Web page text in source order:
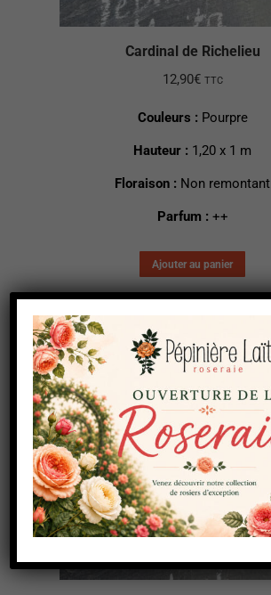
Cardinal de Richelieu
12,90€ TTC
Couleurs : Pourpre
Hauteur : 1,20 x 1 m
Floraison : Non remontant
Parfum : ++
Ajouter au panier